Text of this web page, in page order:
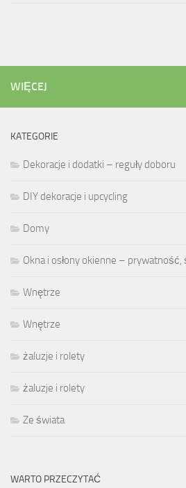
WIĘCEJ
KATEGORIE
Dekoracje i dodatki – reguły doboru
DIY dekoracje i upcycling
Domy
Okna i osłony okienne –
Wnętrze
Wnętrze
żaluzje i rolety
żaluzje i rolety
Ze świata
WARTO PRZECZYTAĆ